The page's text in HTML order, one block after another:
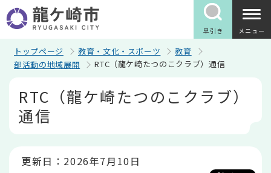
の
ペ
早引き メニュー
トップページ 教育・文化・スポーツ
教育
部活動の地域展開
RTC（龍ケ崎たつのこクラブ）通信
RTC（龍ケ崎たつのこクラブ）
通信
更新日：2026年7月10日